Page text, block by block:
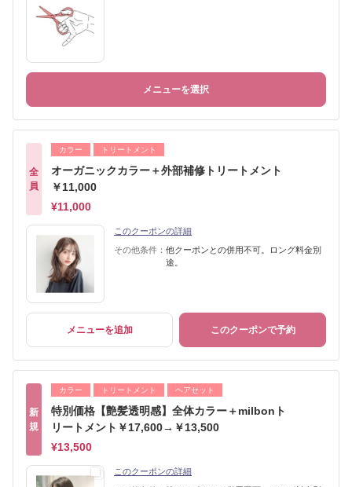
メニューを選択
全
員
カラー トリートメント
オーガニックカラー＋外部補修トリートメント
￥11,000
¥11,000
このクーポンの詳細
その他条件： 他クーポンとの併用不可。ロング料金別
途。
メニューを追加 このクーポンで予約
新
規
カラー トリートメント ヘアセット
特別価格【艶髪透明感】全体カラー＋milbonト
リートメント￥17,600→￥13,500
¥13,500
このクーポンの詳細